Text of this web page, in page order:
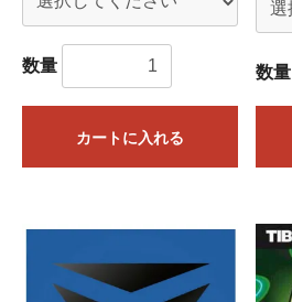
数量
カートに入れる
数量